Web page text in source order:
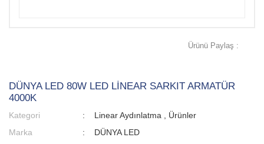
Ürünü Paylaş :
DÜNYA LED 80W LED LİNEAR SARKIT ARMATÜR
4000K
Kategori Linear Aydınlatma
Ürünler
Marka
DÜNYA LED